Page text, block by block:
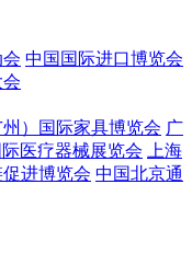
中国国际进口博览会
）国际家具博览会 广
际医疗器械展览会
上海
进博览会 中国北京通